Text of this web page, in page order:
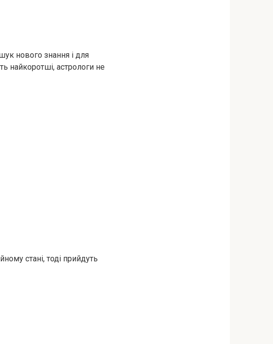
нового знання і для
найкоротші, астрологи не
стані, тоді прийдуть